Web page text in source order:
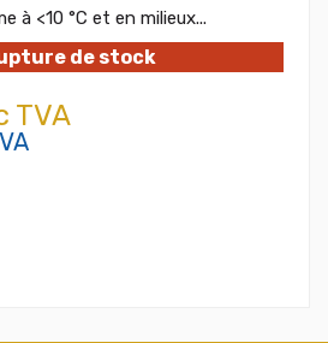
à <10 °C et en milieux...
de stock
TVA